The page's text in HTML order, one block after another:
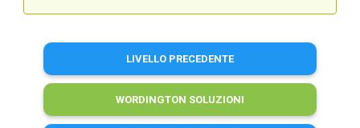
LIVELLO PRECEDENTE
WORDINGTON SOLUZIONI